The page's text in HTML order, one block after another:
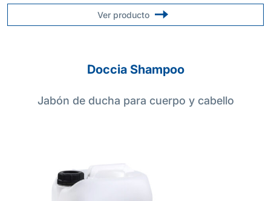
Ver producto
Doccia Shampoo
Jabón de ducha para cuerpo y cabello